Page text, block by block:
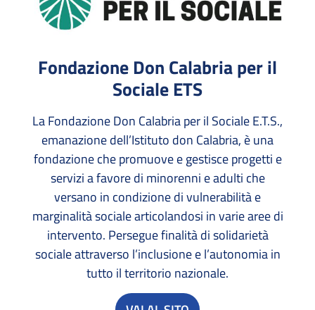
Fondazione Don Calabria per il
Sociale ETS
La Fondazione Don Calabria per il Sociale E.T.S.,
emanazione dell’Istituto don Calabria, è una
fondazione che promuove e gestisce progetti e
servizi a favore di minorenni e adulti che
versano in condizione di vulnerabilità e
marginalità sociale articolandosi in varie aree di
intervento. Persegue finalità di solidarietà
sociale attraverso l’inclusione e l’autonomia in
tutto il territorio nazionale.